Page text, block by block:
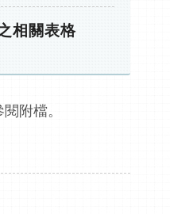
相關表格
附檔。